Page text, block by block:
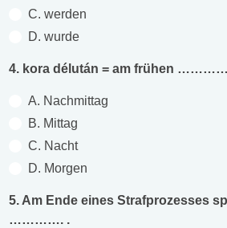
C. werden
D. wurde
4. kora délután = am frühen …………
A. Nachmittag
B. Mittag
C. Nacht
D. Morgen
5. Am Ende eines Strafprozesses
…………. .